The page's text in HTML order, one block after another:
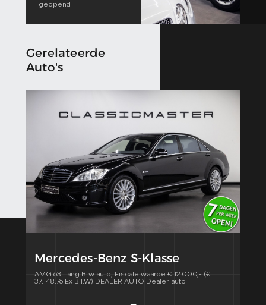
geopend
Gerelateerde
Auto's
Mercedes-Benz S-Klasse
AMG 63 Lang Btw auto, Fiscale waarde € 12.000,- (€
37.148.76 Ex B.T.W) DEALER AUTO Dealer auto